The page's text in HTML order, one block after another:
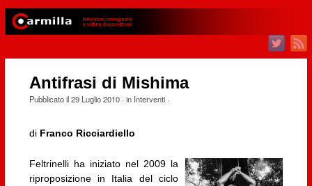
Antifrasi di Mishima
Pubblicato il29 Luglio 2010· in Interventi·
di Franco Ricciardiello
Feltrinelli ha iniziato nel 2009 la
riproposizione in Italia del ciclo